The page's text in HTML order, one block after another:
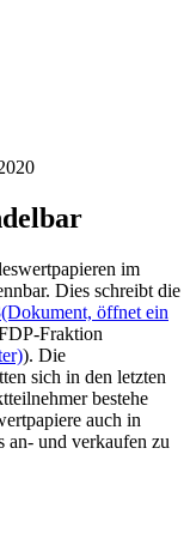
im
Dies schreibt die
(Dokument, öffnet ein
Fraktion
). Die
sich in den letzten
bestehe
auch in
an- und verkaufen zu